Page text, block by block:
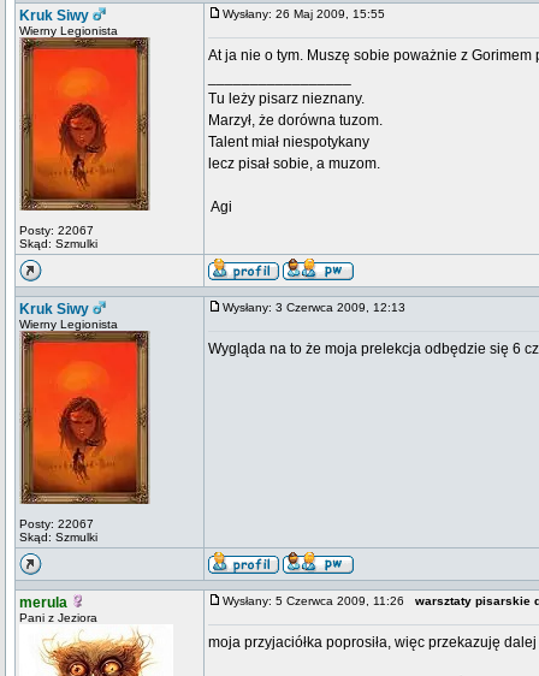
Kruk Siwy
Wierny Legionista
Posty: 22067
Skąd: Szmulki
Wysłany: 26 Maj 2009, 15:55
At ja nie o tym. Muszę sobie poważnie z
Tu leży pisarz nieznany.
Marzył, że dorówna tuzom.
Talent miał niespotykany
lecz pisał sobie, a muzom.
 Agi
Kruk Siwy
Wierny Legionista
Posty: 22067
Skąd: Szmulki
Wysłany: 3 Czerwca 2009, 12:13
Wygląda na to że moja prelekcja odbędzie się 6
merula
Pani z Jeziora
Wysłany: 5 Czerwca 2009, 11:26 warsztaty pisarskie
moja przyjaciółka poprosiła, więc przekazuję